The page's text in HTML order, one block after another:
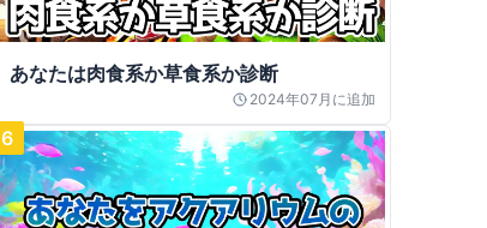
あなたは肉食系か草食系か診断
2024年07月 に追加
6